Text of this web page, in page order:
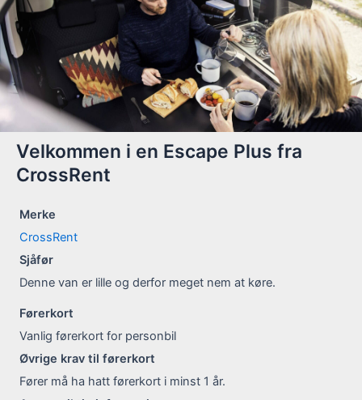
Velkommen i en Escape Plus fra
CrossRent
Merke
CrossRent
Sjåfør
Denne van er lille og derfor meget nem at køre.
Førerkort
Vanlig førerkort for personbil
Øvrige krav til førerkort
Fører må ha hatt førerkort i minst 1 år.